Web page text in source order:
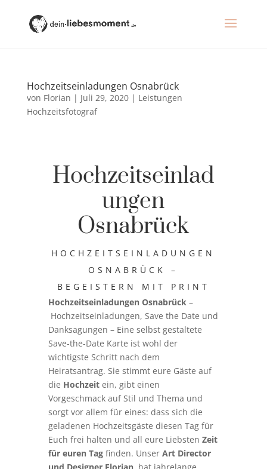
Hochzeitseinladungen Osnabrück
von Florian | Juli 29, 2020| Leistungen
Hochzeitsfotograf
Hochzeitseinlad
ungen
Osnabrück
HOCHZEITSEINLADUNGEN
OSNABRÜCK –
BEGEISTERN MIT PRINT
Hochzeitseinladungen Osnabrück –
Hochzeitseinladungen, Save the Date und
Danksagungen – Eine selbst gestaltete
Save-the-Date Karte ist wohl der
wichtigste Schritt nach dem
Heiratsantrag. Sie stimmt eure Gäste auf
die Hochzeitein, gibt einen
Vorgeschmack auf Stil und Thema und
sorgt vor allem für eines: dass sich die
geladenen Hochzeitsgäste diesen Tag für
Euch frei halten und all eure Liebsten Zeit
für euren Tagfinden. Unser Art Director